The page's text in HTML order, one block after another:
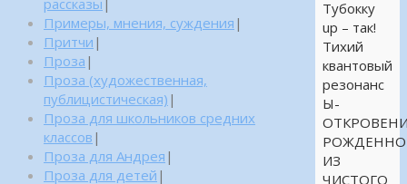
Тубокку
up – так!
Тихий
квантовый
резонанс
Ы-
ИЗ
ЧИСТОГО
Примеры, мнения, суждения |
Притчи |
Проза |
Проза (художественная,
публицистическая) |
Проза для школьников средних
классов |
Проза для Андрея |
Проза для детей |